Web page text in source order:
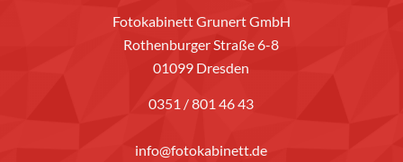
Fotokabinett Grunert GmbH
Rothenburger Straße 6-8
01099 Dresden
0351 / 801 46 43
info@fotokabinett.de